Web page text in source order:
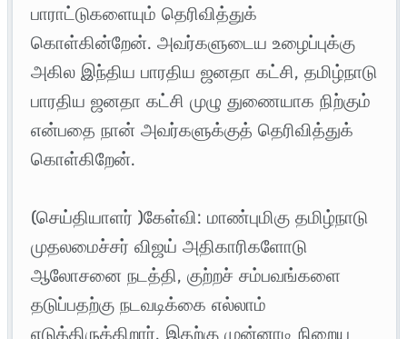
பாராட்டுகளையும் தெரிவித்துக்
கொள்கின்றேன். அவர்களுடைய உழைப்புக்கு
அகில இந்திய பாரதிய ஜனதா கட்சி, தமிழ்நாடு
பாரதிய ஜனதா கட்சி முழு துணையாக நிற்கும்
என்பதை நான் அவர்களுக்குத் தெரிவித்துக்
கொள்கிறேன்.
(செய்தியாளர் )கேள்வி: மாண்புமிகு தமிழ்நாடு
முதலமைச்சர் விஜய் அதிகாரிகளோடு
ஆலோசனை நடத்தி, குற்றச் சம்பவங்களை
தடுப்பதற்கு நடவடிக்கை எல்லாம்
எடுத்திருக்கிறார். இதற்கு முன்னாடி நிறைய